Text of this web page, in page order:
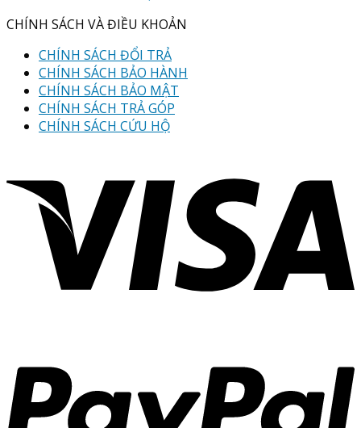
CHÍNH SÁCH VÀ ĐIỀU KHOẢN
CHÍNH SÁCH ĐỔI TRẢ
CHÍNH SÁCH BẢO HÀNH
CHÍNH SÁCH BẢO MẬT
CHÍNH SÁCH TRẢ GÓP
CHÍNH SÁCH CỨU HỘ